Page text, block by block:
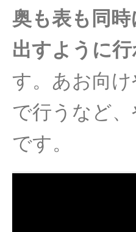
奥も表も同
出すように
す。あお向
で行うなど
です。